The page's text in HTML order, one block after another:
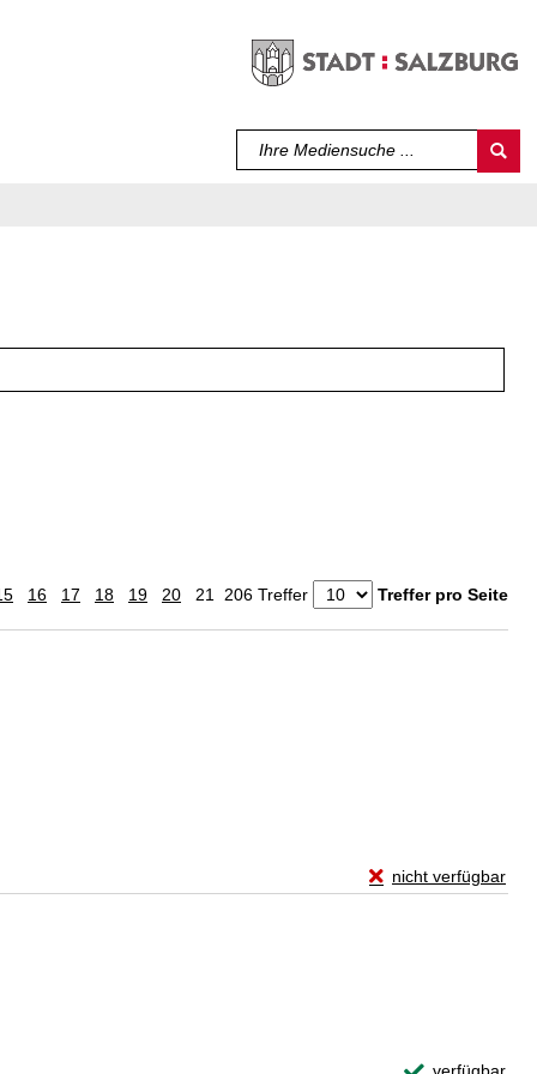
Sprache auswählen
16 17 18 19 20 21 206 Treffer Treffer pro Seite
nicht verfügbar
Exemplar-Details